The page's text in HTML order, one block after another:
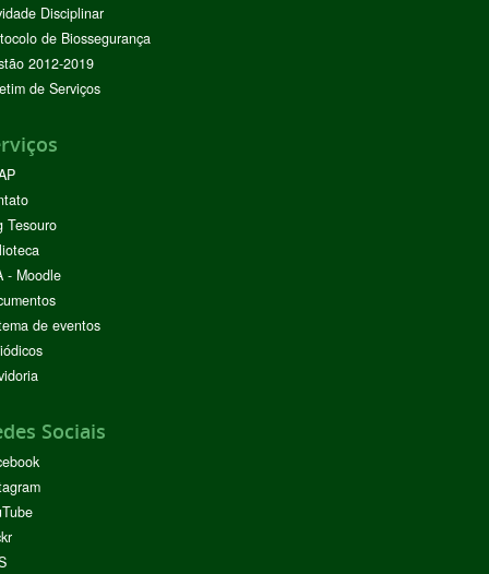
Disciplinar
de Biossegurança
2012-2019
de Serviços
Tesouro
- Moodle
de eventos
Sociais